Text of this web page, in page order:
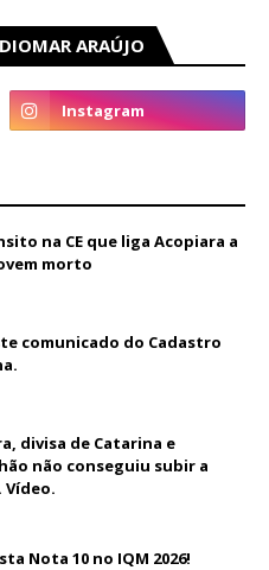
ARAÚJO
na CE que liga Acopiara a
morto
comunicado do Cadastro
divisa de Catarina e
não conseguiu subir a
Vídeo.
Nota 10 no IQM 2026!